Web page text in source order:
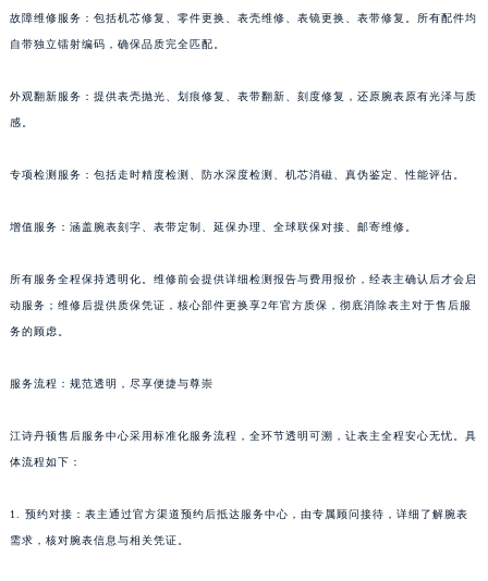
故障维修服务：包括机芯修复、零件更换、表壳维修、表镜更换、表带修复。所有配件均
自带独立镭射编码，确保品质完全匹配。
外观翻新服务：提供表壳抛光、划痕修复、表带翻新、刻度修复，还原腕表原有光泽与质
感。
专项检测服务：包括走时精度检测、防水深度检测、机芯消磁、真伪鉴定、性能评估。
增值服务：涵盖腕表刻字、表带定制、延保办理、全球联保对接、邮寄维修。
所有服务全程保持透明化。维修前会提供详细检测报告与费用报价，经表主确认后才会启
动服务；维修后提供质保凭证，核心部件更换享2年官方质保，彻底消除表主对于售后服
务的顾虑。
服务流程：规范透明，尽享便捷与尊崇
江诗丹顿售后服务中心采用标准化服务流程，全环节透明可溯，让表主全程安心无忧。具
体流程如下：
1. 预约对接：表主通过官方渠道预约后抵达服务中心，由专属顾问接待，详细了解腕表
需求，核对腕表信息与相关凭证。